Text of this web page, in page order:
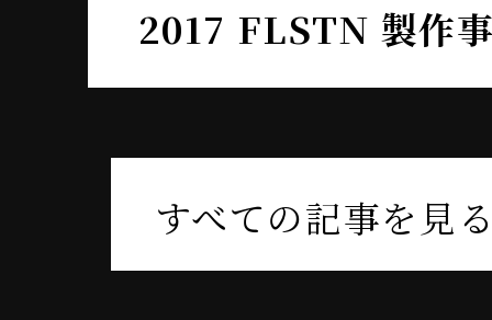
2017 FLSTN 製作
すべての記事を見